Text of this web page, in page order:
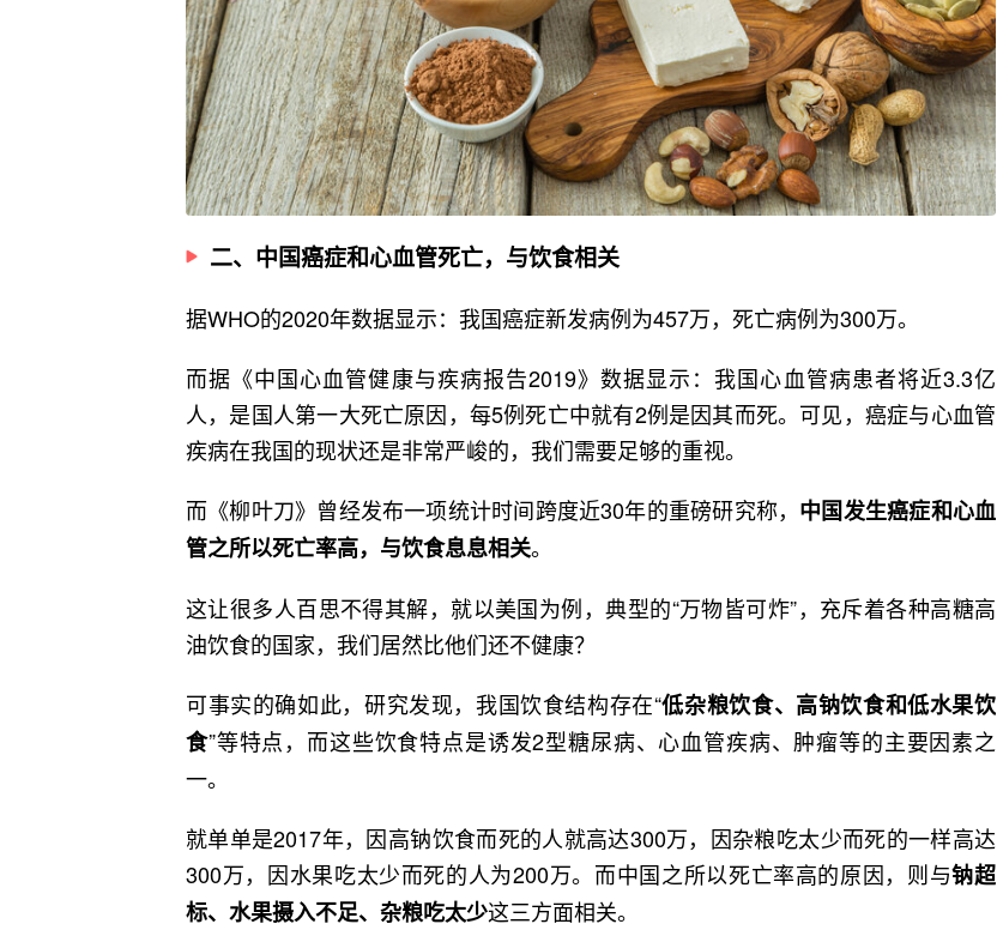
二、中国癌症和心血管死亡，与饮食相关
据WHO的2020年数据显示：我国癌症新发病例为457万，死亡病例为300万。
而据《中国心血管健康与疾病报告2019》数据显示：我国心血管病患者将近3.3亿
人，是国人第一大死亡原因，每5例死亡中就有2例是因其而死。可见，癌症与心血管
疾病在我国的现状还是非常严峻的，我们需要足够的重视。
而《柳叶刀》曾经发布一项统计时间跨度近30年的重磅研究称， 中国发生癌症和心血
管之所以死亡率高，与饮食息息相关。
这让很多人百思不得其解，就以美国为例，典型的“万物皆可炸”，充斥着各种高糖高
油饮食的国家，我们居然比他们还不健康？
可事实的确如此，研究发现，我国饮食结构存在“低杂粮饮食、高钠饮食和低水果饮
食”等特点，而这些饮食特点是诱发2型糖尿病、心血管疾病、肿瘤等的主要因素之
一。
就单单是2017年，因高钠饮食而死的人就高达300万，因杂粮吃太少而死的一样高达
300万，因水果吃太少而死的人为200万。而中国之所以死亡率高的原因，则与钠超
标、水果摄入不足、杂粮吃太少这三方面相关。